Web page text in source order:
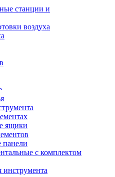
станции и
воздуха
ящики
с комплектом